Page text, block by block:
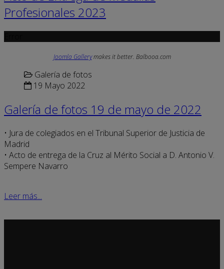
Profesionales 2023
Joomla Gallerymakes it better. Balbooa.com
Galería de fotos
19 Mayo 2022
Galería de fotos 19 de mayo de 2022
• Jura de colegiados en el Tribunal Superior de Justicia de
Madrid
• Acto de entrega de la Cruz al Mérito Social a D. Antonio V.
Sempere Navarro
Leer más...